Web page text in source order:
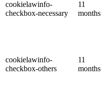
cookielawinfo-
checkbox-necessary
11
months
cookielawinfo-
checkbox-others
11
months